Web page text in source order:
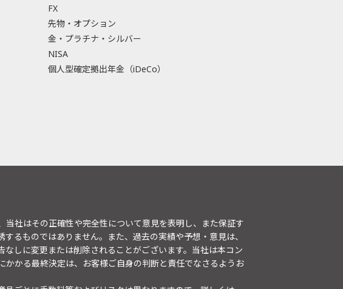
FX
先物・オプション
金・プラチナ・シルバー
NISA
個人型確定拠出年金（iDeCo）
社はその正確性や完全性について意見を表明し、また保証す
るものではありません。また、過去の実績や予想・意見は、
しに変更または削除されることがございます。当社は本コン
かる最終決定は、お客様ご自身の判断と責任でなさるようお